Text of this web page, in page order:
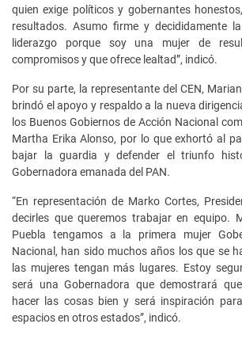
quien exige políticos y gobernantes
resultados. Asumo firme y decididamente
liderazgo porque soy una mujer de
compromisos y que ofrece lealtad”, indicó.
Por su parte, la representante del CEN,
brindó el apoyo y respaldo a la nueva
los Buenos Gobiernos de Acción Nacional
Martha Erika Alonso, por lo que exhortó al
bajar la guardia y defender el triunfo
Gobernadora emanada del PAN.
“En representación de Marko Cortes,
decirles que queremos trabajar en equipo.
Puebla tengamos a la primera mujer
Nacional, han sido muchos años los que se
las mujeres tengan más lugares. Estoy
será una Gobernadora que demostrará
hacer las cosas bien y será inspiración
espacios en otros estados”, indicó.